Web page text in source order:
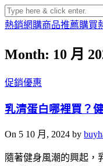
熱銷網購商品推薦購買
Month: 10 月
促銷優惠
乳清蛋白哪裡買？
On 5 10 月, 2024 by
隨著健身風潮的興起，